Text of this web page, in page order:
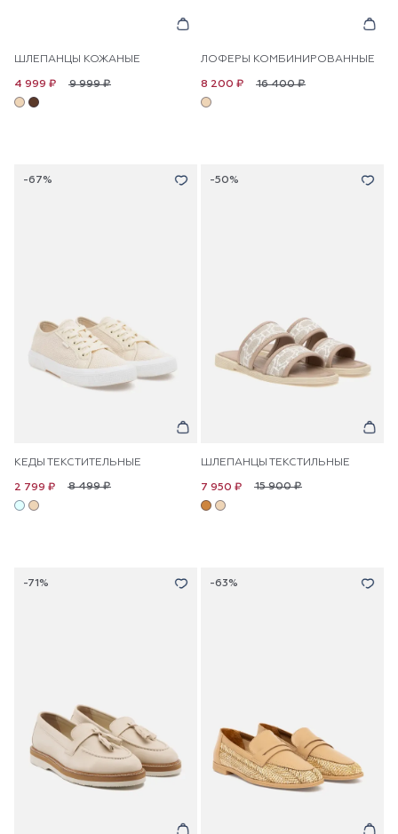
ШЛЕПАНЦЫ КОЖАНЫЕ
9 999 ₽
4 999 ₽
ЛОФЕРЫ КОМБИНИРОВАННЫЕ
16 400 ₽
8 200 ₽
-67%
КЕДЫ ТЕКСТИТЕЛЬНЫЕ
8 499 ₽
2 799 ₽
-50%
ШЛЕПАНЦЫ ТЕКСТИЛЬНЫЕ
15 900 ₽
7 950 ₽
-71% -63%